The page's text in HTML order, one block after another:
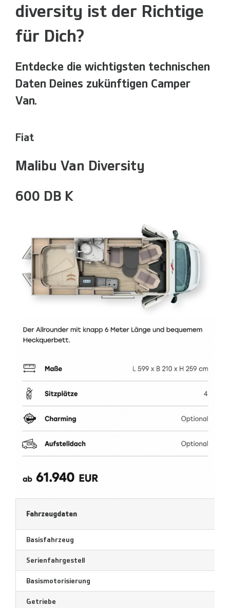
diversity ist der Richtige
für Dich?
Entdecke die wichtigsten technischen
Daten Deines zukünftigen Camper
Van.
Fiat
Malibu Van Diversity
600 DB K
Fahrzeugdaten
Basisfahrzeug
Serienfahrgestell
Basismotorisierung
Getriebe